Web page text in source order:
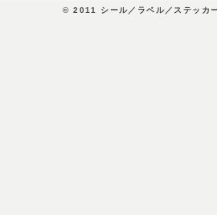
© 2011 シール／ラベル／ステッカ